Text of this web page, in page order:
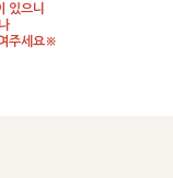
있으니
주세요※